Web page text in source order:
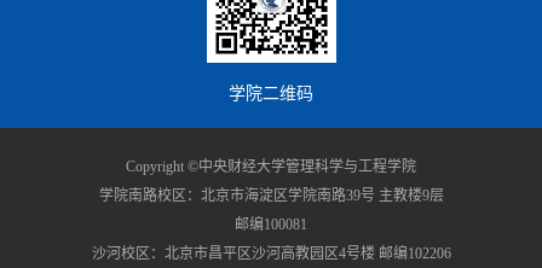
学院二维码
Copyright ©中央财经大学管理科学与工程学院
学院南路校区：北京市海淀区学院南路39号 主教楼9层
邮编100081
沙河校区：北京市昌平区沙河高教园区4号楼 邮编102206